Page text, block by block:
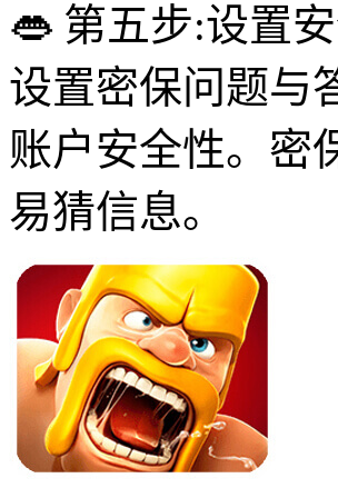
👄 第五步:设置
设置密保问题与
账户安全性。密
易猜信息。